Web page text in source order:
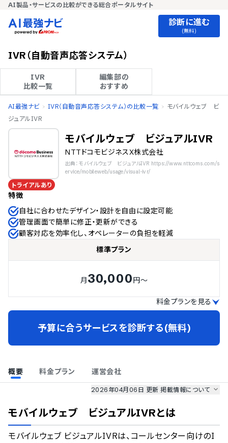
AI製品・サービスの比較ができる総合ポータルサイト
診断に進む
(無料)
IVR（自動音声応答システム）
IVR
比較一覧
編集部の
おすすめ
AI最強ナビ IVR（自動音声応答システム）の比較一覧
モバイルウェブ ビ
ジュアルIVR
モバイルウェブ ビジュアルIVR
NTTドコモビジネスX株式会社
出典：モバイルウェブ ビジュアルIVR https://www.nttcoms.com/s
ervice/mobileweb/usage/visual-ivr/
トライアルあり
特徴
自社に合わせたデザイン・設計を自由に設定可能
管理画面で簡単に修正・更新ができる
顧客対応を効率化し、オペレーターの負担を軽減
標準プラン
月30,000円～
料金プランを見る
予算に合うサービスを診断する(無料)
概要 料金プラン 運営会社
2026年04月06日 更新掲載情報について
のサービス情報は、 一部PRONIアイミツSaaS
のサービスデータを参照しています。
情報更新者：AI最強ナビ編集部 情報取得元 掲載修正依頼
モバイルウェブ ビジュアルIVRとは
モバイルウェブ ビジュアルIVRは、コールセンター向けのI